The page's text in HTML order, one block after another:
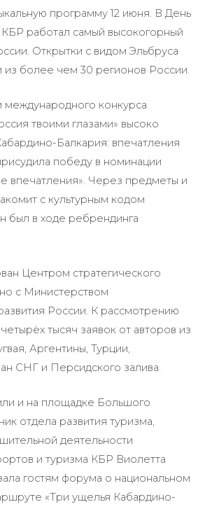
программу 12 июня. В День
работал самый высокогорный
Открытки с видом Эльбруса
из более чем 30 регионов России.
конкурса
твоими глазами» высоко
Балкария: впечатления
победу в номинации
впечатления». Через предметы и
с культурным кодом
был в ходе ребрендинга
Центром стратегического
с Министерством
России. К рассмотрению
тысяч заявок от авторов из
Аргентины, Турции,
СНГ и Персидского залива.
и на площадке Большого
отдела развития туризма,
деятельности
и туризма КБР Виолетта
гостям форума о национальном
«Три ущелья Кабардино-